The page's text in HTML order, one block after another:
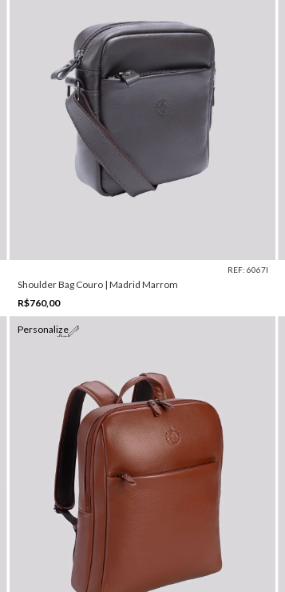
REF: 6067I
Shoulder Bag Couro | Madrid Marrom
R$760,00
Personalize